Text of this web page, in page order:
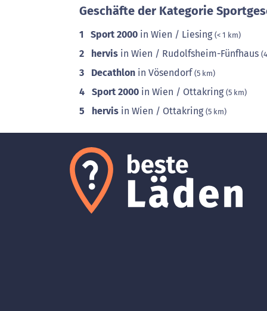
Geschäfte der Kategorie
1 Sport 2000 in Wien / Liesing (< 1 km)
2 hervis in Wien / Rudolfsheim-Fünfhaus
3 Decathlon in Vösendorf(5 km)
4 Sport 2000 in Wien / Ottakring (5 km)
5 hervis in Wien / Ottakring (5 km)